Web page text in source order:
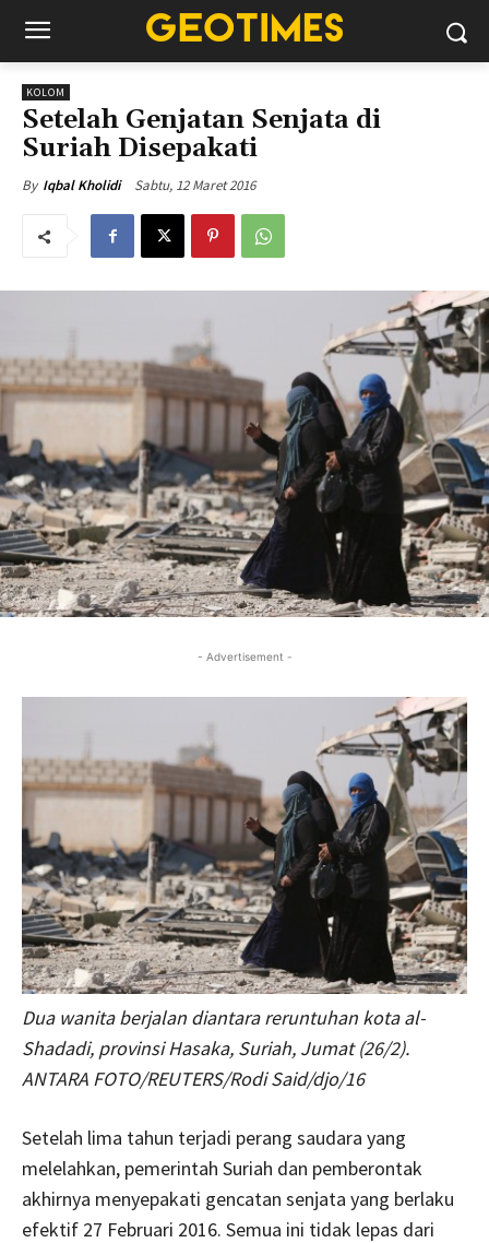
KOLOM
Setelah Genjatan Senjata di
Suriah Disepakati
By Iqbal Kholidi Sabtu, 12 Maret 2016
- Advertisement -
Dua wanita berjalan diantara reruntuhan kota al-
Shadadi, provinsi Hasaka, Suriah, Jumat (26/2).
ANTARA FOTO/REUTERS/Rodi Said/djo/16
Setelah lima tahun terjadi perang saudara yang
melelahkan, pemerintah Suriah dan pemberontak
akhirnya menyepakati gencatan senjata yang berlaku
efektif 27 Februari 2016. Semua ini tidak lepas dari